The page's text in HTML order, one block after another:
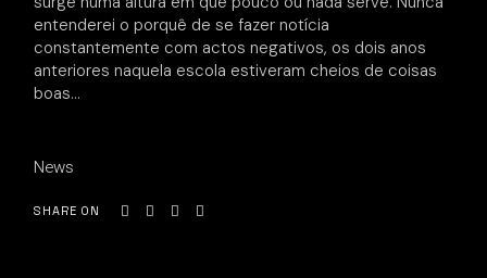
entenderei o porquê de se fazer notícia
constantemente com actos negativos, os dois anos
anteriores naquela escola estiveram cheios de coisas
boas…
News
SHARE ON